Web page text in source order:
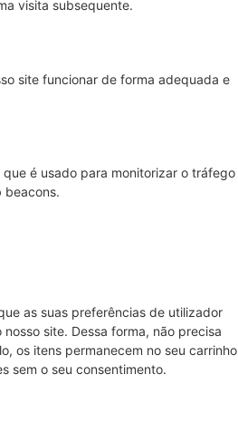
visita subsequente.
site funcionar de forma adequada e
é usado para monitorizar o tráfego
beacons.
as suas preferências de utilizador
site. Dessa forma, não precisa
os itens permanecem no seu carrinho
sem o seu consentimento.